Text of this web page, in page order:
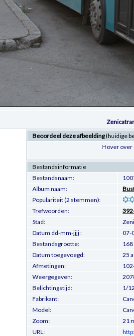
Beoordeel deze afbeelding(huidige
Hover over
Bestandsinformatie
Bestandsnaam:
Album naam:
Populariteit (2 stemmen):
Trefwoorden:
Stad:
Datum dd-mm-jjjj :
07-
Bestandsgrootte:
Datum toegevoegd:
25
Afmetingen:
Weergegeven:
Belichtingstijd:
1/
Fabrikant:
Model:
Zoom:
21
URL: